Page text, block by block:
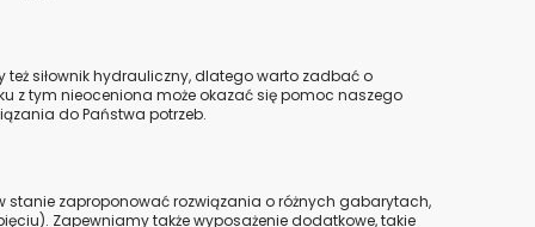
siłownik hydrauliczny, dlatego warto zadbać o
z tym nieoceniona może okazać się pomoc naszego
do Państwa potrzeb.
stanie zaproponować rozwiązania o różnych gabarytach,
Zapewniamy także wyposażenie dodatkowe, takie